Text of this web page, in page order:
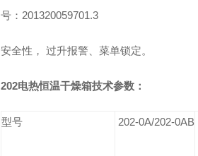
号： 201320059701.3
安全性， 过升报警、菜单锁定。
202电热恒温干燥箱技术参数：
型号 202-0A/202-0AB